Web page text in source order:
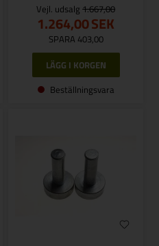
Vejl. udsalg1.667,00
1.264,00SEK
SPARA 403,00
Beställningsvara